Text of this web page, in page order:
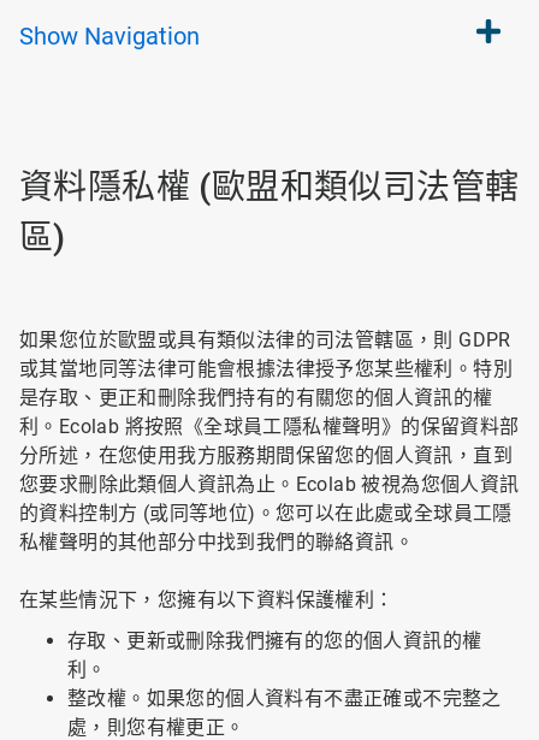
Show Navigation
資料隱私權 (歐盟和類似司法管轄
區)
如果您位於歐盟或具有類似法律的司法管轄區，則 GDPR
或其當地同等法律可能會根據法律授予您某些權利。特別
是存取、更正和刪除我們持有的有關您的個人資訊的權
利。Ecolab 將按照《全球員工隱私權聲明》的保留資料部
分所述，在您使用我方服務期間保留您的個人資訊，直到
您要求刪除此類個人資訊為止。Ecolab 被視為您個人資訊
的資料控制方 (或同等地位)。您可以在此處或全球員工隱
私權聲明的其他部分中找到我們的聯絡資訊。
在某些情況下，您擁有以下資料保護權利：
存取、更新或刪除我們擁有的您的個人資訊的權
利。
整改權。如果您的個人資料有不盡正確或不完整之
處，則您有權更正。